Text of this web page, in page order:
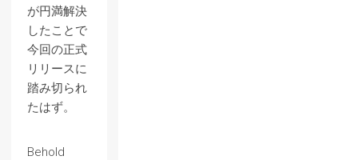
が円満解決
したことで
今回の正式
リリースに
踏み切られ
たはず。
Behold